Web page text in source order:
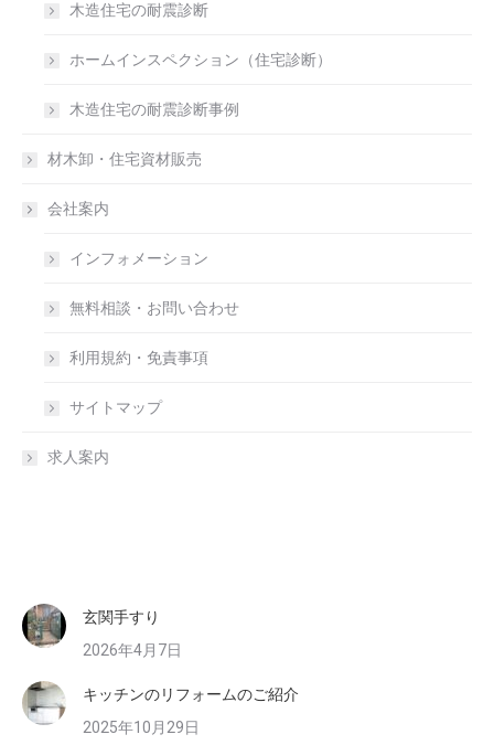
木造住宅の耐震診断
ホームインスペクション（住宅診断）
木造住宅の耐震診断事例
材木卸・住宅資材販売
会社案内
インフォメーション
無料相談・お問い合わせ
利用規約・免責事項
サイトマップ
求人案内
玄関手すり
2026年4月7日
キッチンのリフォームのご紹介
2025年10月29日